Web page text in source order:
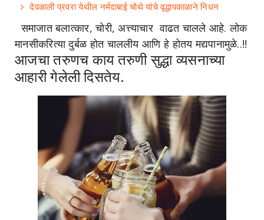
देवळाली प्रवरा येथील नर्मदाबाई चोथे यांचे वृद्धापकाळाने निधन
समाजात बलात्कार, चोरी, अत्त्याचार वाढत चालले आहे. लोक
मानसीकरित्या दुर्बळ होत चाललीय आणि हे होतय मद्यपानामुळे..!!
आजचा तरुणच काय तरुणी सुद्धा व्यसनाच्या
आहारी गेलेली दिसतेय.